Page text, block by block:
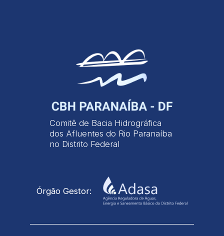
Comitê de Bacia Hidrográfica
dos Afluentes do Rio Paranaíba
no Distrito Federal
Órgão Gestor: